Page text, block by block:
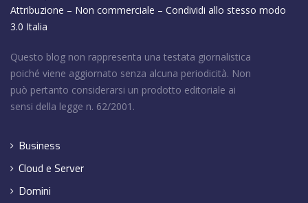
Attribuzione – Non commerciale – Condividi allo stesso modo
3.0 Italia
Questo blog non rappresenta una testata giornalistica
poiché viene aggiornato senza alcuna periodicità. Non
può pertanto considerarsi un prodotto editoriale ai
sensi della legge n. 62/2001.
Business
Cloud e Server
Domini